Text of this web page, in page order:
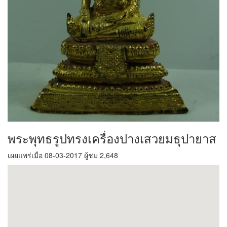
พระพุทธรูปทรงเครื่องปางเสวยมธุปายาส
เผยแพร่เมื่อ 08-03-2017 ผู้ชม 2,648